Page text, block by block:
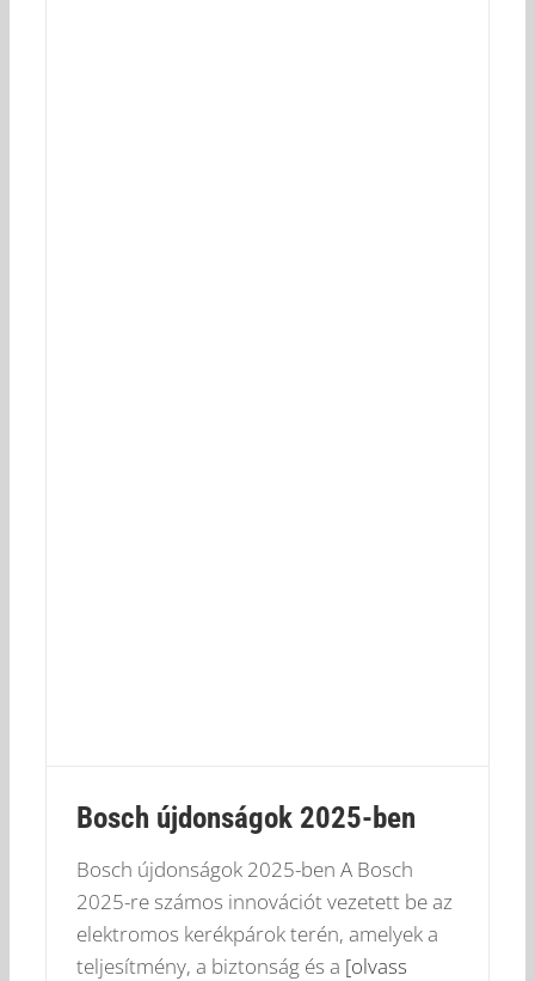
Bosch újdonságok 2025-ben
Bosch újdonságok 2025-ben A Bosch
2025-re számos innovációt vezetett be az
elektromos kerékpárok terén, amelyek a
teljesítmény, a biztonság és a [olvass